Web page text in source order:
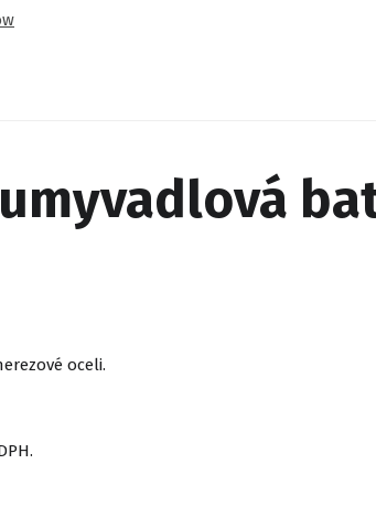
oceli.